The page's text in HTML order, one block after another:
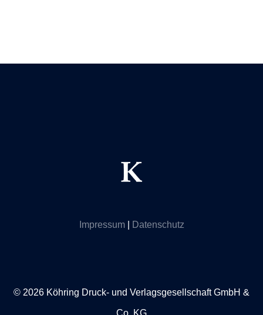
Impressum Datenschutz
© 2026 Köhring Druck- und Verlagsgesellschaft GmbH &
Co. KG